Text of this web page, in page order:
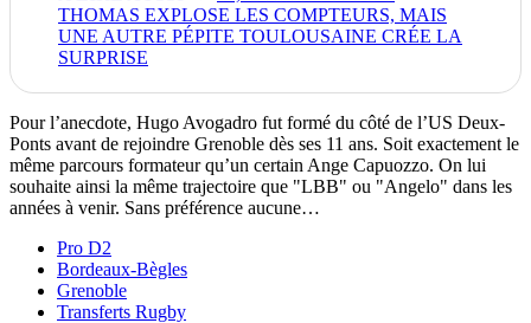
THOMAS EXPLOSE LES COMPTEURS, MAIS
UNE AUTRE PÉPITE TOULOUSAINE CRÉE LA
SURPRISE
Pour l’anecdote, Hugo Avogadro fut formé du côté de l’US Deux-
Ponts avant de rejoindre Grenoble dès ses 11 ans. Soit exactement le
même parcours formateur qu’un certain Ange Capuozzo. On lui
souhaite ainsi la même trajectoire que "LBB" ou "Angelo" dans les
années à venir. Sans préférence aucune…
Pro D2
Bordeaux-Bègles
Grenoble
Transferts Rugby